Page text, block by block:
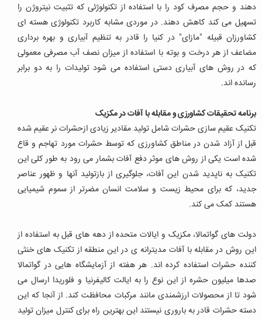
دهند و حجم مصرف کود را با استفاده از تکنولوژئی که تثبیت نیتروژن را
تسهیل می کند کاهش دهند. در موردی مشابه کاربرد تکنولوژی هسته ای
کشاورزان قبیله "مازای" در کنیا را قادر به تنظیم آبیاری و بهره برداری
مضاعف از هر درخت و بوته با استفاده از میزان نصف آب مصرفی معمولی
که در روش های آبیاری دستی استفاده می شود تولیدات را به دو برابر
رسانده اند.
برنامه تحقیقات کشاورزی و مقابله با آفات در مکزیک
تکنیک عقیم سازی حشرات شامل تولید مقادیر زیادی ازحشرات نر عقیم شده
قبل از آزاد شدن در مناطق کشاورزی که توسط حشرات مورد تهاجم و قاع
شده است یکی از روش های موثر دفع آفات بشمار می رود به طور کلی این
تکنیک به ناپدید شدن این آفات، جلوگیری از بازتولید آنها و ظهور عناصر
جدید، که برای محیط زیست و سلامت انسان مضرتر از سموم شیمیایی
هستند کمک می کند.
دولت های گواتمالا، مکزیک و ایالات متحده از دهه های قبل به استفاده از
این روش در مقابله با آفات مدیترانه ی در این منطقه از تکنیک های خنثی
کننده حشرات استفاده کرده اند. هر هفته از آزمایشگاه هایی در گواتمالا
صدها میلیون حشره از این نوع را به ایالت کالیفرنیا و فلوریدا ارسال می
شود تا از محصولات ارزشمندی مانند مرکبات محافظت کند. از آنجا که این
دسته حشرات قادر به باروری نیستند این بهترین راه برای کنترل میزان تولید